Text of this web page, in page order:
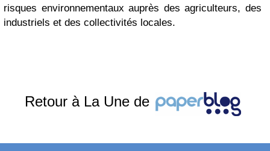
risques environnementaux auprès des agriculteurs, des
industriels et des collectivités locales.
Retour à La Une de